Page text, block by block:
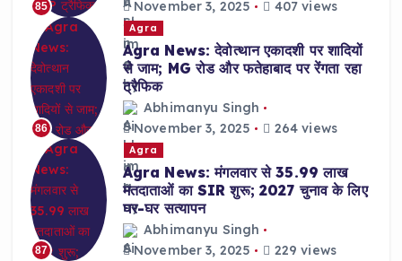
85
November 3, 2025
407 views
86
Agra
Agra News: देवोत्थान एकादशी पर शादियों
से जाम; MG रोड और फतेहाबाद पर रेंगता रहा
ट्रैफिक
Abhimanyu Singh
November 3, 2025
264 views
87
Agra
Agra News: मंगलवार से 35.99 लाख
मतदाताओं का SIR शुरू; 2027 चुनाव के लिए
घर-घर सत्यापन
Abhimanyu Singh
November 3, 2025
229 views